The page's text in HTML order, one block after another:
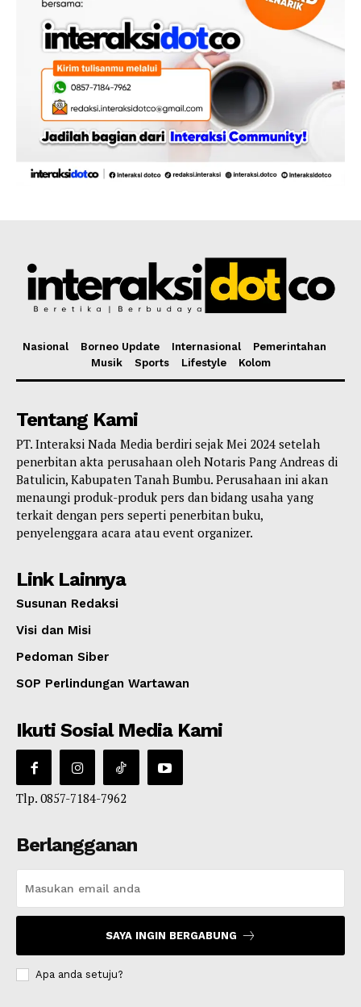
Nasional Borneo Update Internasional
Pemerintahan
Musik
Sports Lifestyle Kolom
Tentang Kami
PT. Interaksi Nada Media berdiri sejak Mei 2024 setelah
penerbitan akta perusahaan oleh Notaris Pang Andreas di
Batulicin, Kabupaten Tanah Bumbu. Perusahaan ini akan
menaungi produk-produk pers dan bidang usaha yang
terkait dengan pers seperti penerbitan buku,
penyelenggara acara atau event organizer.
Link Lainnya
Susunan Redaksi
Visi dan Misi
Pedoman Siber
SOP Perlindungan Wartawan
Ikuti Sosial Media Kami
Tlp. 0857-7184-7962
Berlangganan
SAYA INGIN BERGABUNG
Apa anda setuju?